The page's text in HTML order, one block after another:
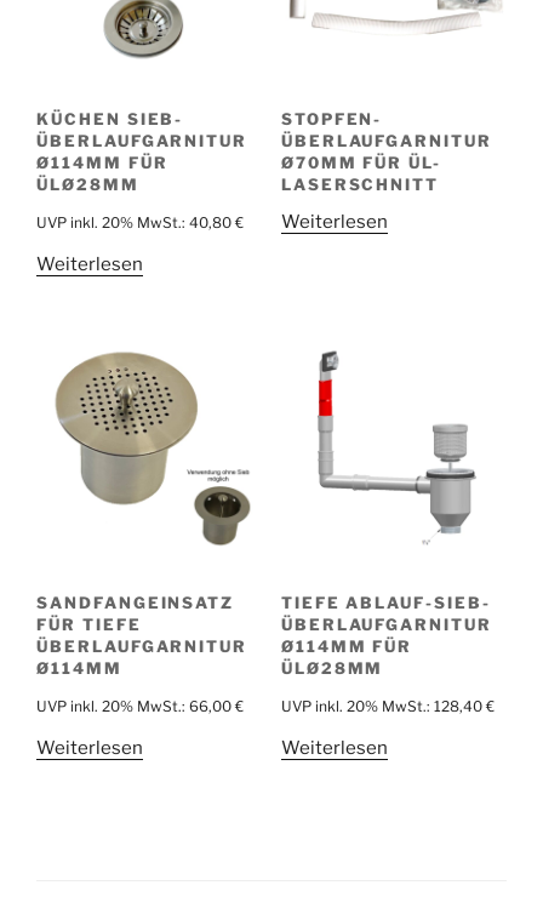
KÜCHEN SIEB-
ÜBERLAUFGARNITUR
Ø114MM FÜR
ÜLØ28MM
UVP inkl. 20% MwSt.: 40,80 €
Weiterlesen
STOPFEN-
ÜBERLAUFGARNITUR
Ø70MM FÜR ÜL-
LASERSCHNITT
Weiterlesen
SANDFANGEINSATZ
FÜR TIEFE
ÜBERLAUFGARNITUR
Ø114MM
UVP inkl. 20% MwSt.: 66,00 €
Weiterlesen
TIEFE ABLAUF-SIEB-
ÜBERLAUFGARNITUR
Ø114MM FÜR
ÜLØ28MM
UVP inkl. 20% MwSt.: 128,40 €
Weiterlesen